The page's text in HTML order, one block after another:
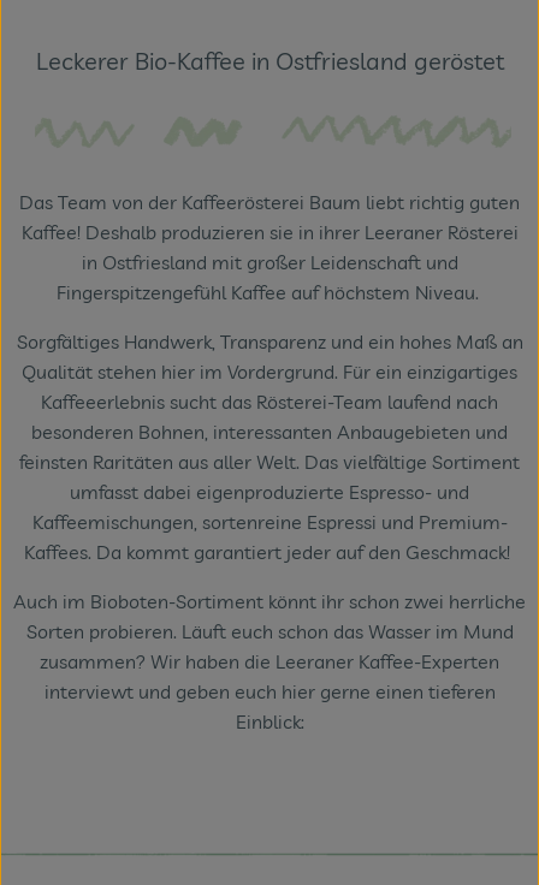
Obst & Gemüse
Frischetheke
Naturdrogerie
Getränke
Das Konzept
Über uns
Service
Firmenkunden
Blog
Leckerer Bio-Kaffee in Ostfriesland geröstet
Das Team von der Kaffeerösterei Baum liebt richtig guten
Kaffee! Deshalb produzieren sie in ihrer Leeraner Rösterei
in Ostfriesland mit großer Leidenschaft und
Fingerspitzengefühl Kaffee auf höchstem Niveau.
Sorgfältiges Handwerk, Transparenz und ein hohes Maß an
Qualität stehen hier im Vordergrund. Für ein einzigartiges
Kaffeeerlebnis sucht das Rösterei-Team laufend nach
besonderen Bohnen, interessanten Anbaugebieten und
feinsten Raritäten aus aller Welt. Das vielfältige Sortiment
umfasst dabei eigenproduzierte Espresso- und
Kaffeemischungen, sortenreine Espressi und Premium-
Kaffees. Da kommt garantiert jeder auf den Geschmack!
Auch im Bioboten-Sortiment könnt ihr schon zwei herrliche
Sorten probieren. Läuft euch schon das Wasser im Mund
zusammen? Wir haben die Leeraner Kaffee-Experten
interviewt und geben euch hier gerne einen tieferen
Einblick: